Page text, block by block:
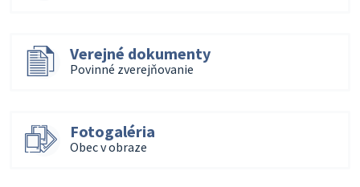
Verejné dokumenty
Povinné zverejňovanie
Fotogaléria
Obec v obraze